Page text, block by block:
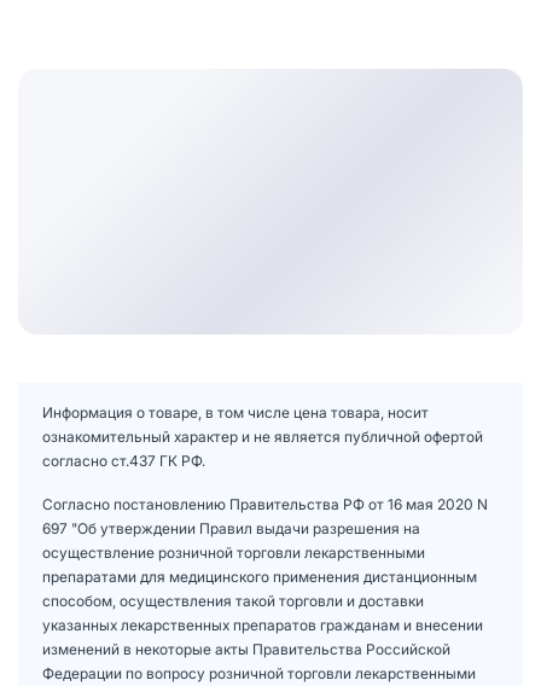
Информация о товаре, в том числе цена товара, носит
ознакомительный характер и не является публичной офертой
согласно ст.437 ГК РФ.
Согласно постановлению Правительства РФ от 16 мая 2020 N
697 "Об утверждении Правил выдачи разрешения на
осуществление розничной торговли лекарственными
препаратами для медицинского применения дистанционным
способом, осуществления такой торговли и доставки
указанных лекарственных препаратов гражданам и внесении
изменений в некоторые акты Правительства Российской
Федерации по вопросу розничной торговли лекарственными